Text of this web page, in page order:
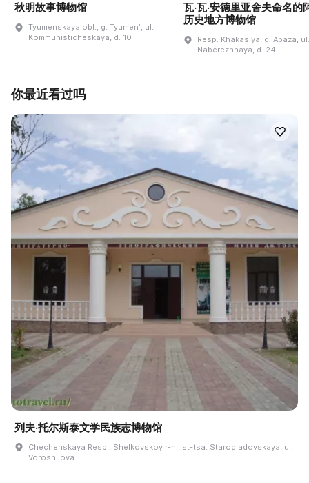
秋明故事博物馆
Tyumenskaya obl., g. Tyumenʹ, ul.
Kommunisticheskaya, d. 10
瓦·瓦·安德里亚舍夫命名的
历史地方博物馆
Resp. Khakasiya, g. Abaza, ul.
Naberezhnaya, d. 24
你最近看过吗
列夫·托尔斯泰文学民族志博物馆
Chechenskaya Resp., Shelkovskoy r-n., st-tsa. Starogladovskaya, ul.
Voroshilova